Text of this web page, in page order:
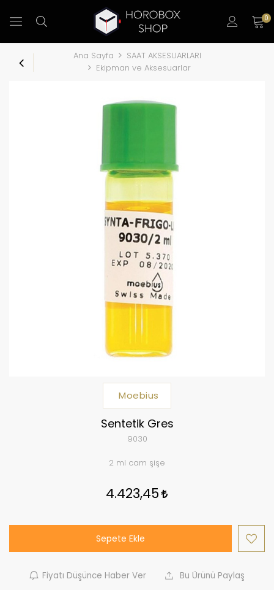
0
Ana Sayfa
SAAT AKSESUARLARI
Ekipman ve Aksesuarlar
Moebius
Sentetik Gres
9030
2 ml cam şişe
4.423,45
Sepete Ekle
Fiyatı Düşünce Haber Ver Bu Ürünü Paylaş